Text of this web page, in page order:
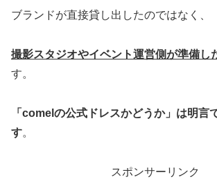
ブランドが直接貸し出したのではなく、
撮影スタジオやイベント運営側が準備し
す。
「comelの公式ドレスかどうか」は明言
す。
スポンサーリンク